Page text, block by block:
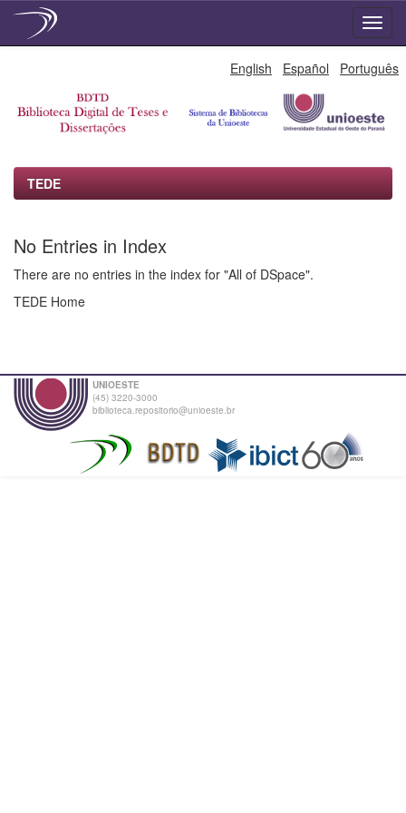
English Español Português
TEDE
No Entries in Index
There are no entries in the index for "All of DSpace".
TEDE Home
UNIOESTE
(45) 3220-3000
biblioteca.repositorio@unioeste.br